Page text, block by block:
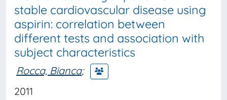
stable cardiovascular disease using
aspirin: correlation between
different tests and association with
subject characteristics
Rocca, Bianca;
2011